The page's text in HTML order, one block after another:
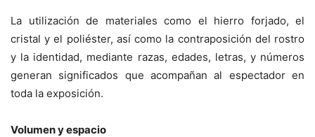
La utilización de materiales como el hierro forjado, el
cristal y el poliéster, así como la contraposición del rostro
y la identidad, mediante razas, edades, letras, y números
generan significados que acompañan al espectador en
toda la exposición.
Volumen y espacio